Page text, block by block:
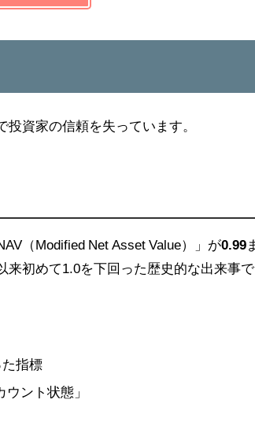
資家の信頼を失っています。
（Modified Net Asset Value）」が0.99
来初めて1.0を下回った歴史的な出来事で
指標
ント状態」